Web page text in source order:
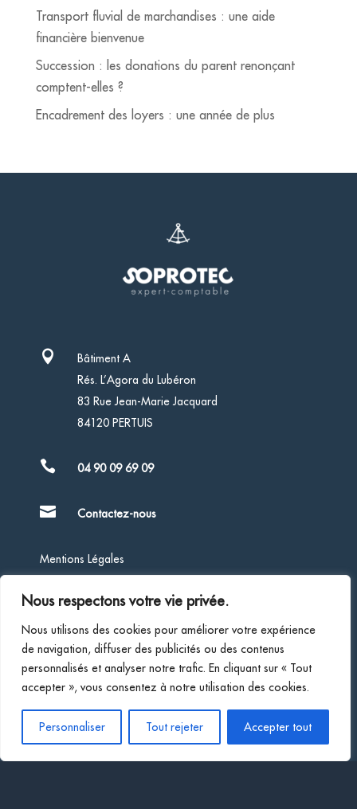
Nous respectons votre vie privée.
Nous utilisons des cookies pour améliorer votre expérience
de navigation, diffuser des publicités ou des contenus
personnalisés et analyser notre trafic. En cliquant sur « Tout
accepter », vous consentez à notre utilisation des cookies.
Personnaliser Tout rejeter Accepter tout
Transport fluvial de marchandises : une aide
financière bienvenue
Succession : les donations du parent renonçant
comptent-elles ?
Encadrement des loyers : une année de plus

Bâtiment A
Rés. L’Agora du Lubéron
83 Rue Jean-Marie Jacquard
84120 PERTUIS
 04 90 09 69 09
 Contactez-nous
Mentions Légales
Politique de Confidentialité
Société d’expertise comptable inscrite au tableau de
l’Ordre des Experts-Comptables de la région de Marseille